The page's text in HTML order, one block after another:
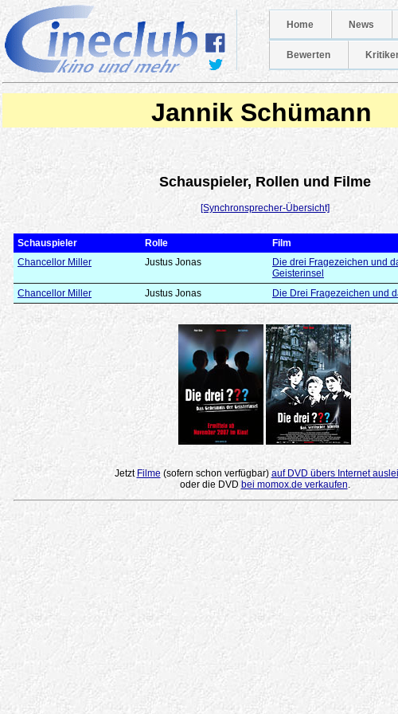
Home News
Bewerten
Jannik Schümann
Schauspieler, Rollen und Filme
[Synchronsprecher-Übersicht]
Schauspieler Rolle
Film
Chancellor Miller
Justus Jonas
Die drei Fragezeichen und
Geisterinsel
Chancellor Miller
Justus Jonas Die Drei Fragezeichen und
Jetzt Filme(sofern schon verfügbar) auf DVD übers Internet
oder die DVDbei momox.de verkaufen.